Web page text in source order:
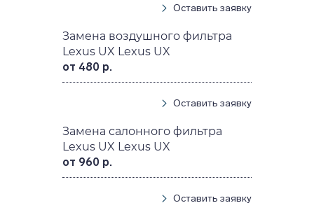
Оставить заявку
Замена воздушного фильтра
Lexus UX Lexus UX
от 480 р.
Оставить заявку
Замена салонного фильтра
Lexus UX Lexus UX
от 960 р.
Оставить заявку